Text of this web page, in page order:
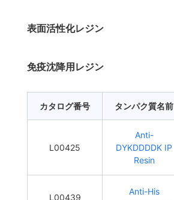
表面活性化レジン
免疫沈降用レジン
カタログ番号 タンパク質名前
L00425
Anti-
DYKDDDDK IP
Resin
L00439
Anti-His